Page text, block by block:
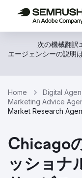
次の機械翻訳
エージェンシーの説明は
Home Digital
Marketing Advice
Market Research
Chicago
ッショナ